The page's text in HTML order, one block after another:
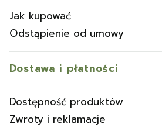
Jak kupować
Odstąpienie od umowy
Dostawa i płatności
Dostępność produktów
Zwroty i reklamacje